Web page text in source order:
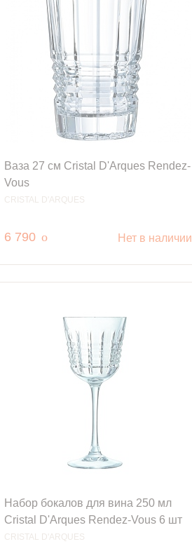
Ваза 27 см Cristal D'Arques Rendez-
Vous
CRISTAL D'ARQUES
6 790 руб.
o Нет в наличии
Набор бокалов для вина 250 мл
Cristal D'Arques Rendez-Vous 6 шт
CRISTAL D'ARQUES